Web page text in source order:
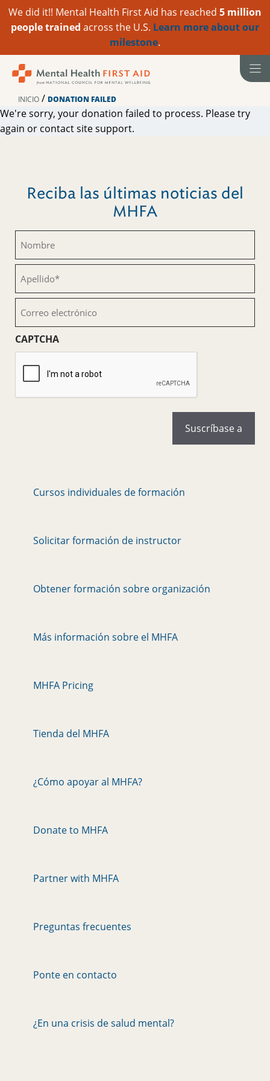
We did it!! Mental Health First Aid has reached 5 million
people trained across the U.S. Learn more about our
milestone.
contenido
INICIO / DONATION FAILED
We're sorry, your donation failed to process. Please try
again or contact site support.
Reciba las últimas noticias del
MHFA
(Obligatorio)
electrónico
(Obligatorio)
CAPTCHA
Cursos individuales de formación
Solicitar formación de instructor
Obtener formación sobre organización
Más información sobre el MHFA
MHFA Pricing
Tienda del MHFA
¿Cómo apoyar al MHFA?
Donate to MHFA
Partner with MHFA
Preguntas frecuentes
Ponte en contacto
¿En una crisis de salud mental?